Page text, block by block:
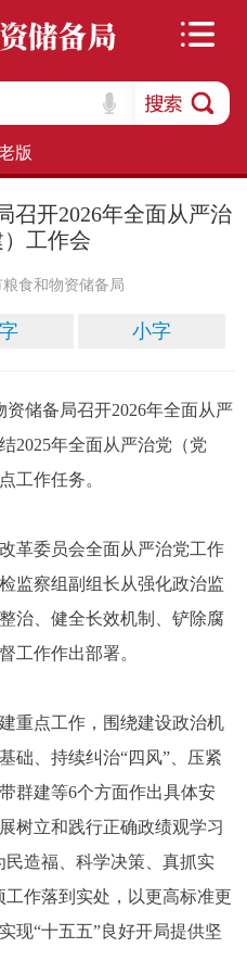
版
召开2026年全面从严治
工作会
食和物资储备局
小字
储备局召开2026年全面从严
2025年全面从严治党（党
工作任务。
革委员会全面从严治党工作
监察组副组长从强化政治监
治、健全长效机制、铲除腐
工作作出部署。
重点工作，围绕建设政治机
础、持续纠治“四风”、压紧
群建等6个方面作出具体安
树立和践行正确政绩观学习
造福、科学决策、真抓实
作落到实处，以更高标准更
现“十五五”良好开局提供坚